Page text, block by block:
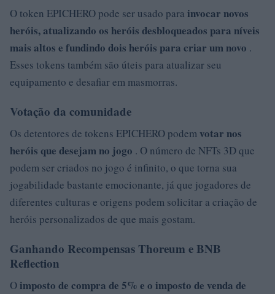
O token EPICHERO pode ser usado para invocar novos
heróis, atualizando os heróis desbloqueados para níveis
mais altos e fundindo dois heróis para criar um novo .
Esses tokens também são úteis para atualizar seu
equipamento e desafiar em masmorras.
Votação da comunidade
Os detentores de tokens EPICHERO podem votar nos
heróis que desejam no jogo . O número de NFTs 3D que
podem ser criados no jogo é infinito, o que torna sua
jogabilidade bastante emocionante, já que jogadores de
diferentes culturas e origens podem solicitar a criação de
heróis personalizados de que mais gostam.
Ganhando Recompensas Thoreum e BNB
Reflection
Oimposto de compra de 5% e o imposto de venda de